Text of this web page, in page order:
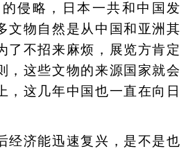
侵略，日本一共和中国发
文物自然是从中国和亚洲其
了不招来麻烦，展览方肯定
，这些文物的来源国家就会
，这几年中国也一直在向日
济能迅速复兴，是不是也